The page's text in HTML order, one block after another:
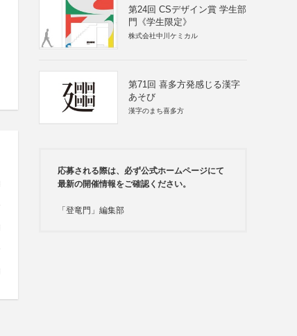
第24回 CSデザイン賞 学生部
門《学生限定》
株式会社中川ケミカル
第71回 喜多方発感じる漢字
あそび
漢字のまち喜多方
応募される際は、必ず公式ホームページにて
最新の開催情報をご確認ください。
「登竜門」編集部